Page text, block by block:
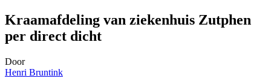
Kraamafdeling van ziekenhuis Zutphen
per direct dicht
Door
Henri Bruntink